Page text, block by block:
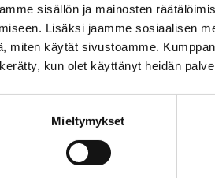
sisällön ja mainosten
Lisäksi jaamme sosiaalisen
miten käytät sivustoamme.
kun olet käyttänyt heidän
Mieltymykset